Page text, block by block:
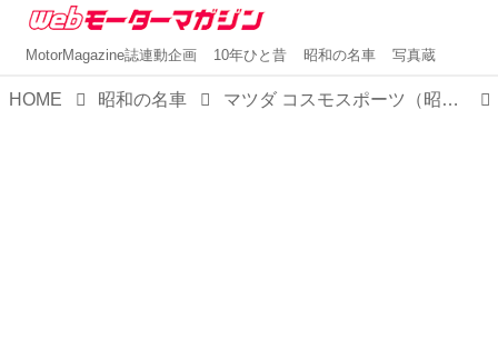
MotorMagazine誌連動企画 10年ひと昔 昭和の名車 写真蔵
HOME 昭和の名車 マツダ コスモスポーツ（昭和42／1967年5月発売・L10A型） 【昭和の名車・完全版ダイジェスト038】